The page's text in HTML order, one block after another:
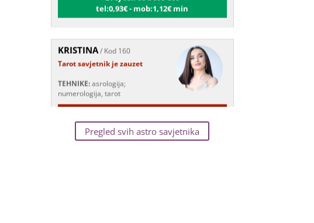
Tarot savjetnik je zauzet
TEHNIKE:asrologija;
Broj tel: 064/600-600
tel:0,93€ - mob:1,12€ min
Pregled svih astro savjetnika